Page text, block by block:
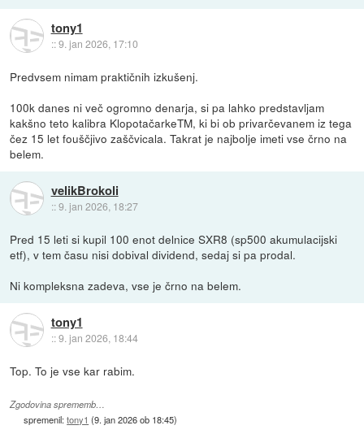
tony1
::9. jan 2026, 17:10
Predvsem nimam praktičnih izkušenj.
100k danes ni več ogromno denarja, si pa lahko predstavljam
kakšno teto kalibra KlopotačarkeTM, ki bi ob privarčevanem iz tega
čez 15 let fouščjivo zaščvicala. Takrat je najbolje imeti vse črno na
belem.
velikBrokoli
::9. jan 2026, 18:27
Pred 15 leti si kupil 100 enot delnice SXR8 (sp500 akumulacijski
etf), v tem času nisi dobival dividend, sedaj si pa prodal.
Ni kompleksna zadeva, vse je črno na belem.
tony1
::9. jan 2026, 18:44
Top. To je vse kar rabim.
Zgodovina sprememb…
spremenil:tony1 (9. jan 2026 ob 18:45)